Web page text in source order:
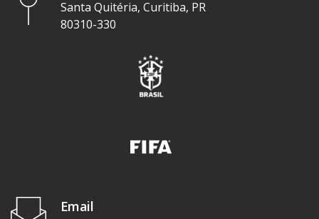
Santa Quitéria, Curitiba, PR
80310-330
Email